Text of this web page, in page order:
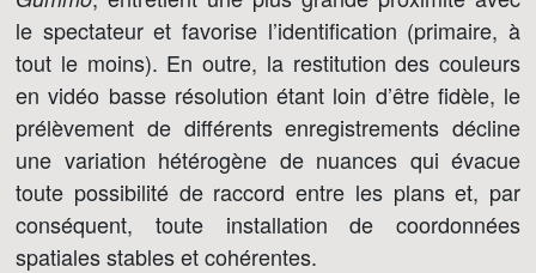
le spectateur et favorise l’identification (primaire, à
tout le moins). En outre, la restitution des couleurs
en vidéo basse résolution étant loin d’être fidèle, le
prélèvement de différents enregistrements décline
une variation hétérogène de nuances qui évacue
toute possibilité de raccord entre les plans et, par
conséquent, toute installation de coordonnées
spatiales stables et cohérentes.